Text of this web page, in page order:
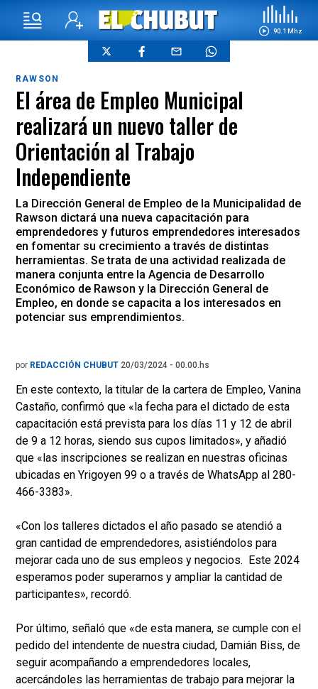
90.1 Mhz
RAWSON
El área de Empleo Municipal
realizará un nuevo taller de
Orientación al Trabajo
Independiente
La Dirección General de Empleo de la Municipalidad de
Rawson dictará una nueva capacitación para
emprendedores y futuros emprendedores interesados
en fomentar su crecimiento a través de distintas
herramientas. Se trata de una actividad realizada de
manera conjunta entre la Agencia de Desarrollo
Económico de Rawson y la Dirección General de
Empleo, en donde se capacita a los interesados en
potenciar sus emprendimientos.
por REDACCIÓN CHUBUT 20/03/2024 - 00.00.hs
En este contexto, la titular de la cartera de Empleo, Vanina
Castaño, confirmó que «la fecha para el dictado de esta
capacitación está prevista para los días 11 y 12 de abril
de 9 a 12 horas, siendo sus cupos limitados», y añadió
que «las inscripciones se realizan en nuestras oficinas
ubicadas en Yrigoyen 99 o a través de WhatsApp al 280-
466-3383».
«Con los talleres dictados el año pasado se atendió a
gran cantidad de emprendedores, asistiéndolos para
mejorar cada uno de sus empleos y negocios. Este 2024
esperamos poder superarnos y ampliar la cantidad de
participantes», recordó.
Por último, señaló que «de esta manera, se cumple con el
pedido del intendente de nuestra ciudad, Damián Biss, de
seguir acompañando a emprendedores locales,
acercándoles las herramientas de trabajo para mejorar la